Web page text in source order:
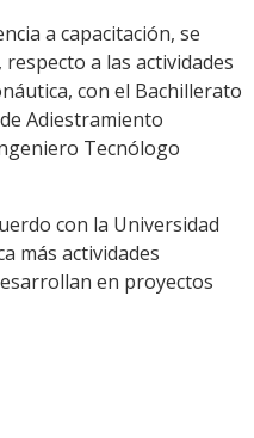
a capacitación, se
a las actividades
con el Bachillerato
Adiestramiento
Tecnólogo
con la Universidad
más actividades
en proyectos